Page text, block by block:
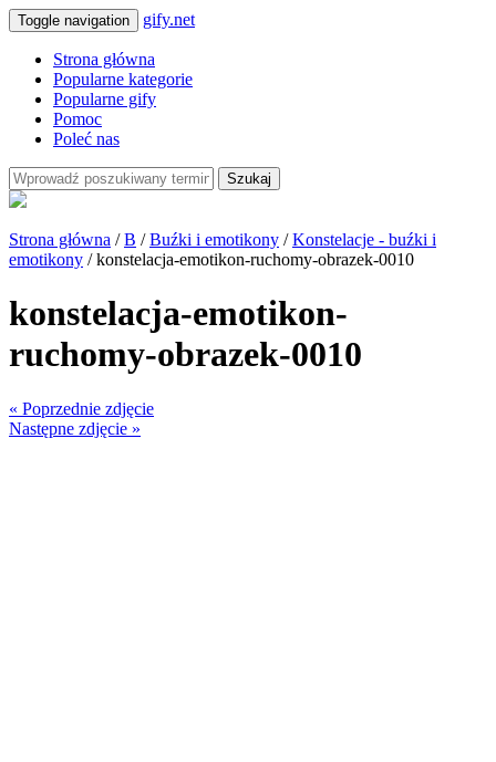
Toggle navigation gify.net
Strona główna
Popularne kategorie
Popularne gify
Pomoc
Poleć nas
Szukaj
Strona główna /B /Buźki i emotikony /Konstelacje - buźki i
emotikony / konstelacja-emotikon-ruchomy-obrazek-0010
konstelacja-emotikon-
ruchomy-obrazek-0010
« Poprzednie zdjęcie
Następne zdjęcie »